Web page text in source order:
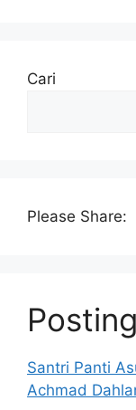
Cari
Please Share:
Santri Panti
Achmad